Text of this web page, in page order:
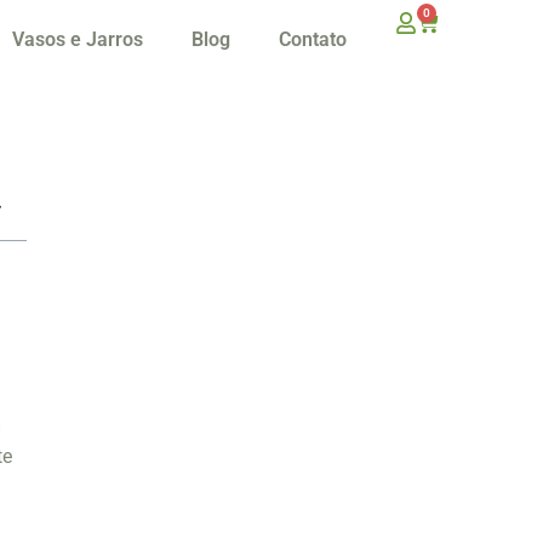
Vasos e Jarros Blog Contato
0